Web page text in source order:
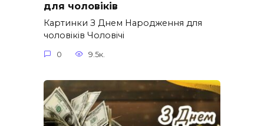
для чоловіків​
Картинки З Днем Народження для
чоловіків​ Чоловічі
0 9.5к.